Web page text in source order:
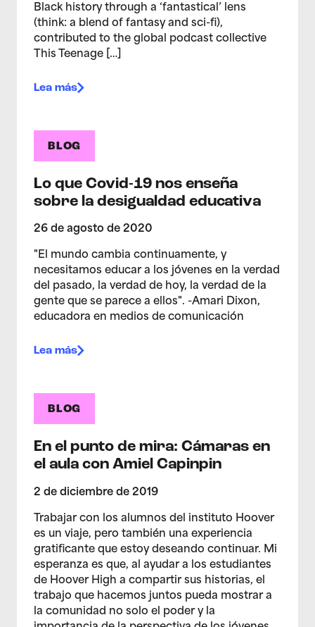
Black history through a ‘fantastical’ lens
(think: a blend of fantasy and sci-fi),
contributed to the global podcast collective
This Teenage […]
Lea más
BLOG
Lo que Covid-19 nos enseña
sobre la desigualdad educativa
26 de agosto de 2020
"El mundo cambia continuamente, y
necesitamos educar a los jóvenes en la verdad
del pasado, la verdad de hoy, la verdad de la
gente que se parece a ellos". -Amari Dixon,
educadora en medios de comunicación
Lea más
BLOG
En el punto de mira: Cámaras en
el aula con Amiel Capinpin
2 de diciembre de 2019
Trabajar con los alumnos del instituto Hoover
es un viaje, pero también una experiencia
gratificante que estoy deseando continuar. Mi
esperanza es que, al ayudar a los estudiantes
de Hoover High a compartir sus historias, el
trabajo que hacemos juntos pueda mostrar a
la comunidad no solo el poder y la